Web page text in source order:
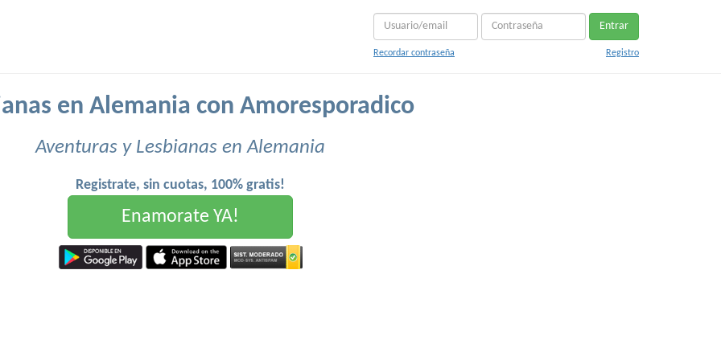
Entrar
Recordar contraseña Registro
en Alemania con Amoresporadico
Aventuras y Lesbianas en Alemania
Registrate, sin cuotas, 100% gratis!
Enamorate YA!